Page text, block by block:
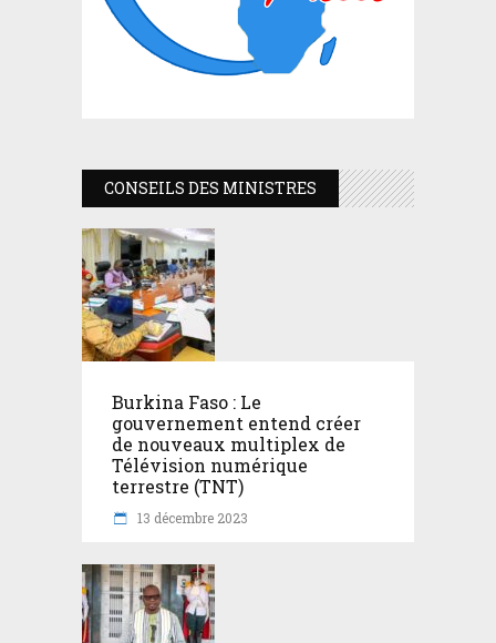
CONSEILS DES MINISTRES
Burkina Faso : Le
gouvernement entend créer
de nouveaux multiplex de
Télévision numérique
terrestre (TNT)
13 décembre 2023